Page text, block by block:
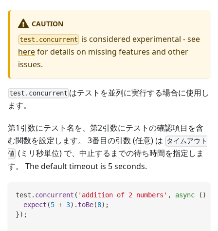
CAUTION
test.concurrent is considered experimental - see
herefor details on missing features and other
issues.
test.concurrent はテストを並列に実行する場合に使用し
ます。
第1引数にテスト名を、第2引数にテストの確認項目を含
む関数を設定します。 3番目の引数 (任意) は
タイムアウト
値 (ミリ秒単位) で、中止するまでの待ち時間を指定しま
す。 The default timeout is 5 seconds.
test . concurrent ( 'addition of 2 numbers' , async ( )
expect (5 + 3) . toBe(8) ;
}) ;